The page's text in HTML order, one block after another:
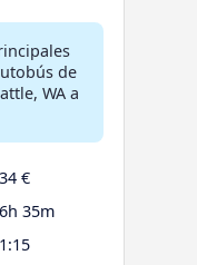
de
WA a
€
35m